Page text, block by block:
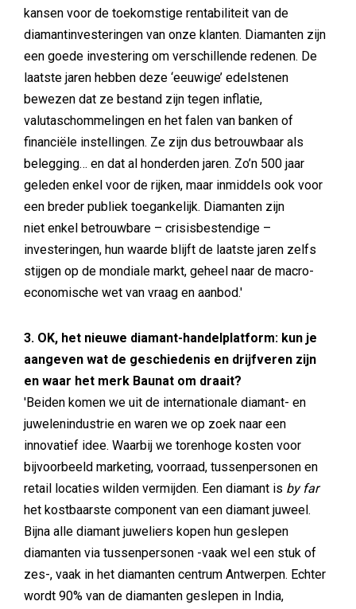
kansen voor de toekomstige rentabiliteit van de
diamantinvesteringen van onze klanten. Diamanten zijn
een goede investering om verschillende redenen. De
laatste jaren hebben deze ‘eeuwige’ edelstenen
bewezen dat ze bestand zijn tegen inflatie,
valutaschommelingen en het falen van banken of
financiële instellingen. Ze zijn dus betrouwbaar als
belegging… en dat al honderden jaren. Zo’n 500 jaar
geleden enkel voor de rijken, maar inmiddels ook voor
een breder publiek toegankelijk. Diamanten zijn
niet enkel betrouwbare – crisisbestendige –
investeringen, hun waarde blijft de laatste jaren zelfs
stijgen op de mondiale markt, geheel naar de macro-
economische wet van vraag en aanbod.'
3. OK, het nieuwe diamant-handelplatform: kun je
aangeven wat de geschiedenis en drijfveren zijn
en waar het merk Baunat om draait?
'Beiden komen we uit de internationale diamant- en
juwelenindustrie en waren we op zoek naar een
innovatief idee. Waarbij we torenhoge kosten voor
bijvoorbeeld marketing, voorraad, tussenpersonen en
retail locaties wilden vermijden. Een diamant is by far
het kostbaarste component van een diamant juweel.
Bijna alle diamant juweliers kopen hun geslepen
diamanten via tussenpersonen -vaak wel een stuk of
zes-, vaak in het diamanten centrum Antwerpen. Echter
wordt 90% van de diamanten geslepen in India,